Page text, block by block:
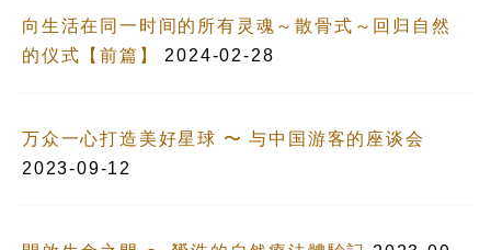
向生活在同一时间的所有灵魂～散骨式～回归自然
的仪式【前篇】
2024-02-28
万众一心打造美好星球 〜 与中国游客的座谈会
2023-09-12